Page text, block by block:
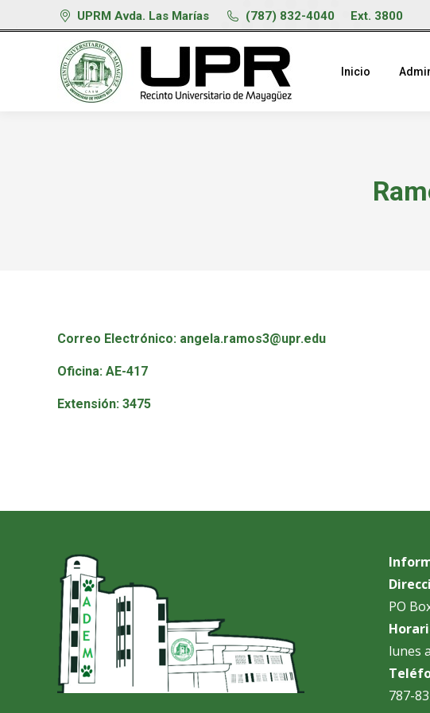
UPRM Avda. Las Marías (787) 832-4040 Ext. 3800
Inicio
Correo Electrónico: angela.ramos3@upr.edu
Oficina: AE-417
Extensión: 3475
PO
lunes
787-